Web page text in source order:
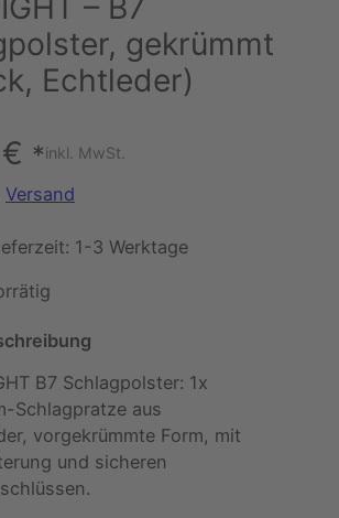
– B7
gekrümmt
Echtleder)
€ *inkl. MwSt.
Versand
1-3 Werktage
B7 Schlagpolster: 1x
Schlagpratze aus
vorgekrümmte Form, mit
und sicheren